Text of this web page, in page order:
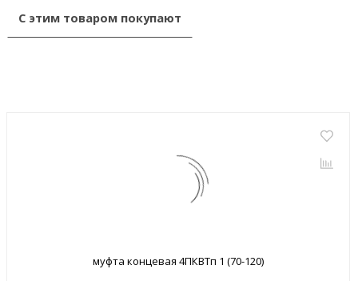
С этим товаром покупают
муфта концевая 4ПКВТп 1 (70-120)